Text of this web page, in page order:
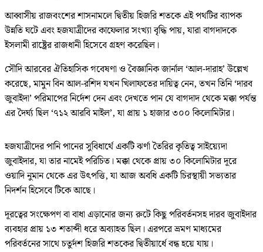
আব্বাসীয় রাজবংশের শাসনামলে দ্বিতীয় হিজরি শতকে এই পথটির ব্যাপক
উন্নতি ঘটে এবং হজযাত্রীদের কাফেলার সংখ্যা বৃদ্ধি পায়, যারা বাগদাদকে
ইসলামী রাষ্ট্রের রাজধানী হিসেবে গ্রহণ করেছিল।
সৌদি আরবের ঐতিহাসিক গবেষণা ও বৈজ্ঞানিক জার্নাল ‘আল-দারাহ’ উল্লেখ
করেছে, মামুন বিন আল-রশিদ যখন খিলাফতের দায়িত্ব নেন, তখন তিনি ‘দারব
জুবাইদা’ পরিমাপের নির্দেশ দেন এবং দেখতে পান যে বাগদাদ থেকে মক্কা পর্যন্ত
এর দৈর্ঘ্য ছিল ‘৭১২ আরবি মাইল’, যা প্রায় ১ হাজার ৩০০ কিলোমিটার।
হজযাত্রীদের পানি পানের সুবিধার্থে একটি ঝর্ণা তৈরির কৃতিত্ব সাইয়্যেদা
জুবাইদার, যা তার নামেই পরিচিত। মক্কা থেকে প্রায় ৩০ কিলোমিটার দূরে
ওয়াদি নুমান থেকে এর উৎপত্তি, যা আজ অবধি একটি চিরস্থায়ী সভ্যতার
নিদর্শন হিসেবে টিকে আছে।
দূরত্বের সংক্ষেপণ বা বাধা এড়ানোর জন্য রুটে কিছু পরিবর্তনসহ দারব জুবাইদার
ব্যবহার প্রায় ১৩ শতাব্দী ধরে অব্যাহত ছিল। এরপরে ভ্রমণ মাধ্যমের
পরিবর্তনের সাথে চতুর্দশ হিজরি শতকের দ্বিতীয়ার্ধে বন্ধ হয়ে যায়।